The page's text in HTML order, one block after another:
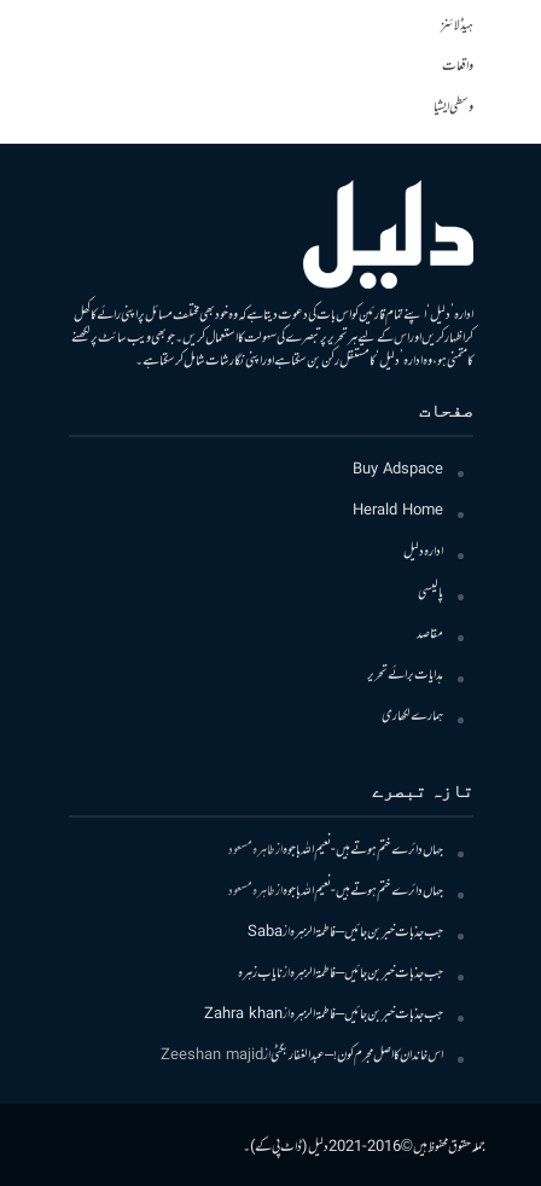
ہیڈلائنز
واقعات
وسطی ایشیا
ادارہ ’دلیل‘ اپنے تمام قارئین کو اس بات کی دعوت دیتا ہے کہ وہ خود بھی مختلف مسائل پر اپنی رائے کا کھل
کر اظہار کریں اور اس کے لیے ہر تحریر پر تبصرے کی سہولت کا استعمال کریں۔ جو بھی ویب سائٹ پر لکھنے
کا متمنی ہو، وہ ادارہ ’دلیل‘ کا مستقل رکن بن سکتا ہے اور اپنی نگارشات شامل کرسکتا ہے۔
صفحات
Buy Adspace
Herald Home
ادارہ دلیل
پالیسی
مقاصد
ہدایات برائے تحریر
ہمارے لکھاری
تازہ تبصرے
جہاں دائرے ختم ہوتے ہیں- نعیم اللہ باجوہازطاہرہ مسعود
جہاں دائرے ختم ہوتے ہیں- نعیم اللہ باجوہازطاہرہ مسعود
جب جذبات خبر بن جائیں – فاطمۃالزہرہازSaba
جب جذبات خبر بن جائیں – فاطمۃالزہرہازنایاب زہرہ
جب جذبات خبر بن جائیں – فاطمۃالزہرہازZahra khan
اس خاندان کا اصل مجرم کون! – عبدالغفار بگٹیازZeeshan majid
جملہ حقوق محفوظ ہیں © 2016-2021 دلیل (ڈاٹ پی کے)۔